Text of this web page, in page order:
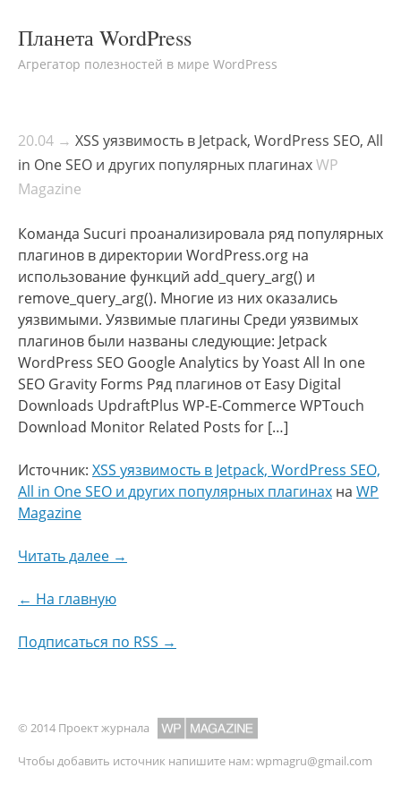
Планета WordPress
Агрегатор полезностей в мире WordPress
20.04 → XSS уязвимость в Jetpack, WordPress SEO, All
in One SEO и других популярных плагинахWP
Magazine
Команда Sucuri проанализировала ряд популярных
плагинов в директории WordPress.org на
использование функций add_query_arg() и
remove_query_arg(). Многие из них оказались
уязвимыми. Уязвимые плагины Среди уязвимых
плагинов были названы следующие: Jetpack
WordPress SEO Google Analytics by Yoast All In one
SEO Gravity Forms Ряд плагинов от Easy Digital
Downloads UpdraftPlus WP-E-Commerce WPTouch
Download Monitor Related Posts for […]
Источник: XSS уязвимость в Jetpack, WordPress SEO,
All in One SEO и других популярных плагинах на WP
Magazine
Читать далее →
← На главную
Подписаться по RSS →
© 2014 Проект журнала
Чтобы добавить источник напишите нам:wpmagru@gmail.com